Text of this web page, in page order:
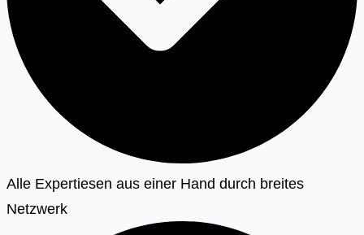
Alle Expertiesen aus einer Hand durch breites
Netzwerk